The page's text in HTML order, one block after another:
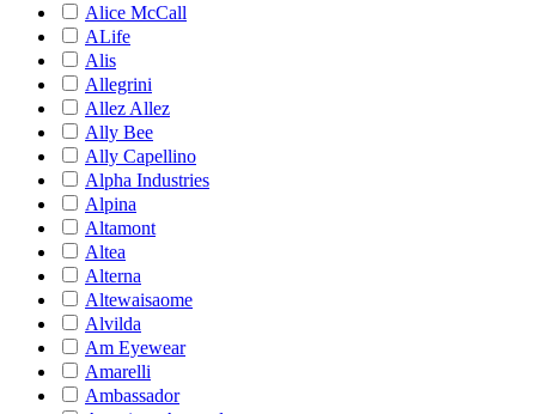
Alice McCall
ALife
Alis
Allegrini
Allez Allez
Ally Bee
Ally Capellino
Alpha Industries
Alpina
Altamont
Altea
Alterna
Altewaisaome
Alvilda
Am Eyewear
Amarelli
Ambassador